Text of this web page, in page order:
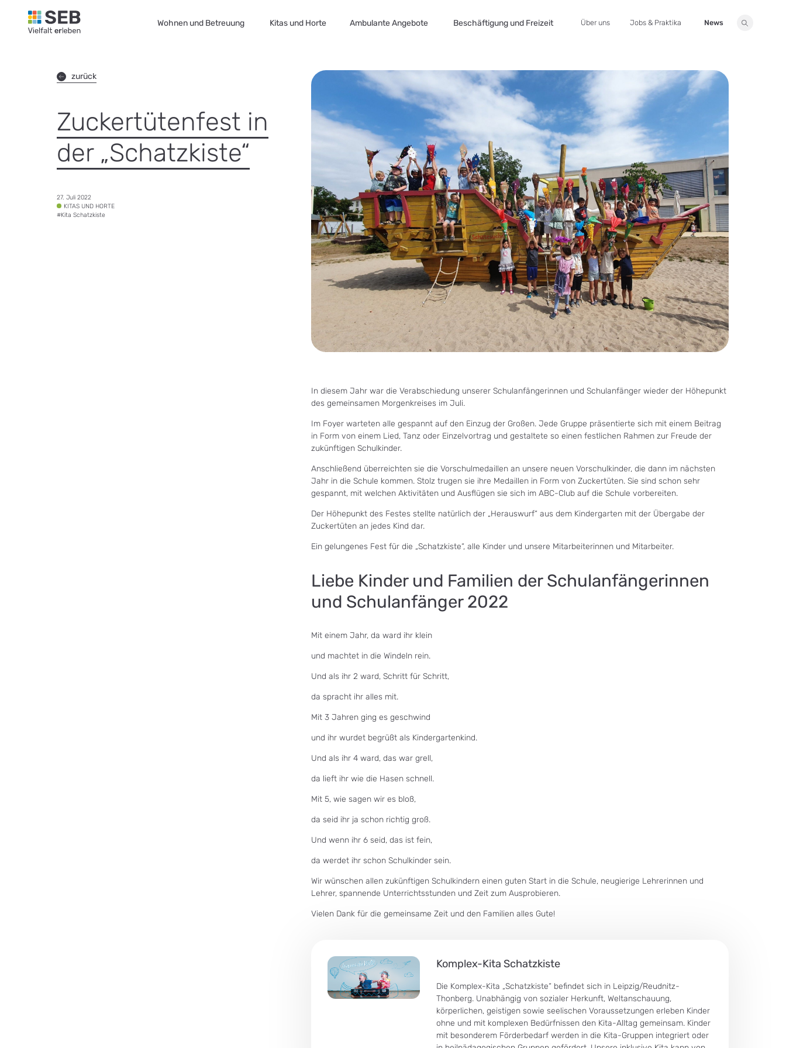
SEB Leipzig, Vielfalt erleben - zur Startseite
Wohnen und Betreuung Kitas und Horte Ambulante Angebote Beschäftigung und Freizeit Über uns Jobs & Praktika News
zurück
Zuckertütenfest in
der „Schatzkiste“
Datum:
27. Juli 2022
Tags:KITAS UND HORTE
#Kita Schatzkiste
In diesem Jahr war die Verabschiedung unserer Schulanfängerinnen und Schulanfänger wieder der Höhepunkt
des gemeinsamen Morgenkreises im Juli.
Im Foyer warteten alle gespannt auf den Einzug der Großen. Jede Gruppe präsentierte sich mit einem Beitrag
in Form von einem Lied, Tanz oder Einzelvortrag und gestaltete so einen festlichen Rahmen zur Freude der
zukünftigen Schulkinder.
Anschließend überreichten sie die Vorschulmedaillen an unsere neuen Vorschulkinder, die dann im nächsten
Jahr in die Schule kommen. Stolz trugen sie ihre Medaillen in Form von Zuckertüten. Sie sind schon sehr
gespannt, mit welchen Aktivitäten und Ausflügen sie sich im ABC-Club auf die Schule vorbereiten.
Der Höhepunkt des Festes stellte natürlich der „Herauswurf“ aus dem Kindergarten mit der Übergabe der
Zuckertüten an jedes Kind dar.
Ein gelungenes Fest für die „Schatzkiste“, alle Kinder und unsere Mitarbeiterinnen und Mitarbeiter.
Liebe Kinder und Familien der Schulanfängerinnen
und Schulanfänger 2022
Mit einem Jahr, da ward ihr klein
und machtet in die Windeln rein.
Und als ihr 2 ward, Schritt für Schritt,
da spracht ihr alles mit.
Mit 3 Jahren ging es geschwind
und ihr wurdet begrüßt als Kindergartenkind.
Und als ihr 4 ward, das war grell,
da lieft ihr wie die Hasen schnell.
Mit 5, wie sagen wir es bloß,
da seid ihr ja schon richtig groß.
Und wenn ihr 6 seid, das ist fein,
da werdet ihr schon Schulkinder sein.
Wir wünschen allen zukünftigen Schulkindern einen guten Start in die Schule, neugierige Lehrerinnen und
Lehrer, spannende Unterrichtsstunden und Zeit zum Ausprobieren.
Vielen Dank für die gemeinsame Zeit und den Familien alles Gute!
Komplex-Kita Schatzkiste
Die Komplex-Kita „Schatzkiste“ befindet sich in Leipzig/Reudnitz-
Thonberg. Unabhängig von sozialer Herkunft, Weltanschauung,
körperlichen, geistigen sowie seelischen Voraussetzungen erleben Kinder
ohne und mit komplexen Bedürfnissen den Kita-Alltag gemeinsam. Kinder
mit besonderem Förderbedarf werden in die Kita-Gruppen integriert oder